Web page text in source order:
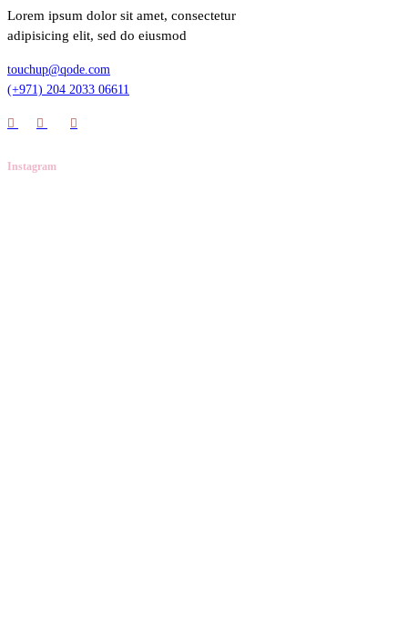
Lorem ipsum dolor sit amet, consectetur
adipisicing elit, sed do eiusmod
touchup@qode.com
(+971) 204 2033 06611
Instagram